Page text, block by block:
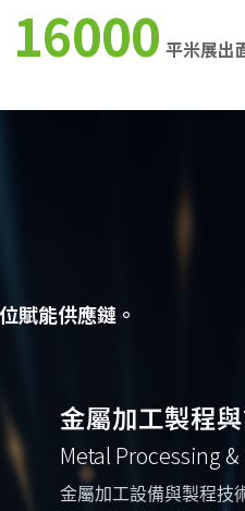
16000 平米展出
賦能供應鏈。
金屬加工製程
Metal Processing
金屬加工設備與製程技